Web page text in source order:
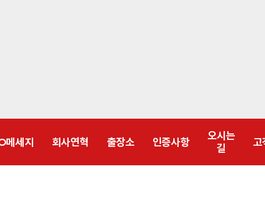
메세지 회사연혁 출장소 인증사항
오시는
길
고